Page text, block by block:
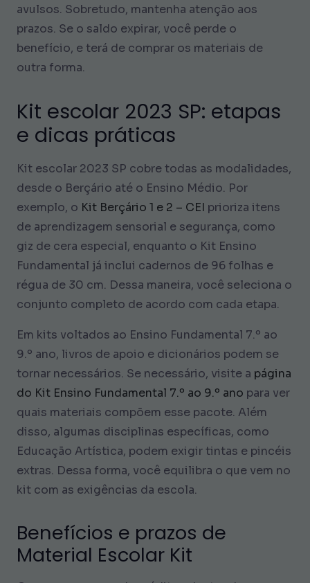
avulsos. Sobretudo, mantenha atenção aos
prazos. Se o saldo expirar, você perde o
benefício, e terá de comprar os materiais de
outra forma.
Kit escolar 2023 SP: etapas
e dicas práticas
Kit escolar 2023 SP cobre todas as modalidades,
desde o Berçário até o Ensino Médio. Por
exemplo, o Kit Berçário 1 e 2 – CEI prioriza itens
de aprendizagem sensorial e segurança, como
giz de cera especial, enquanto o Kit Ensino
Fundamental já inclui cadernos de 96 folhas e
régua de 30 cm. Dessa maneira, você seleciona o
conjunto completo de acordo com cada etapa.
Em kits voltados ao Ensino Fundamental 7.º ao
9.º ano, livros de apoio e dicionários podem se
tornar necessários. Se necessário, visite a página
do Kit Ensino Fundamental 7.º ao 9.º ano para ver
quais materiais compõem esse pacote. Além
disso, algumas disciplinas específicas, como
Educação Artística, podem exigir tintas e pincéis
extras. Dessa forma, você equilibra o que vem no
kit com as exigências da escola.
Benefícios e prazos de
Material Escolar Kit